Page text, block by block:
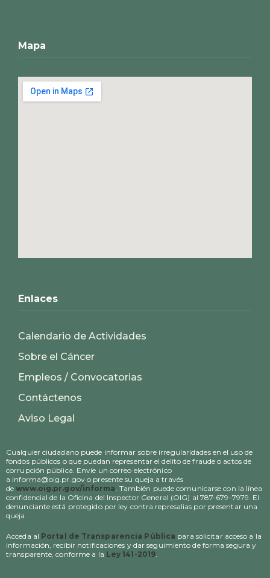
Mapa
Enlaces
Calendario de Actividades
Sobre el Cáncer
Empleos / Convocatorias
Contáctenos
Aviso Legal
Cualquier ciudadano puede informar sobre irregularidades en el uso de
fondos públicos o que puedan representar el delito de fraude o actos de
corrupción pública. Envíe un correo electrónico
a informa@oig.pr.gov o presente su queja a través
dewww.oig.pr.gov/informa . También puede comunicarse con la línea
confidencial de la Oficina del Inspector General (OIG) al 787-679-7979. El
denunciante está protegido por ley contra represalias por presentar una
queja.
Acceda al Portal de Transparencia Pública para solicitar acceso a la
información, recibir notificaciones y dar seguimiento de forma segura y
transparente, conforme a la Ley 141-2019.